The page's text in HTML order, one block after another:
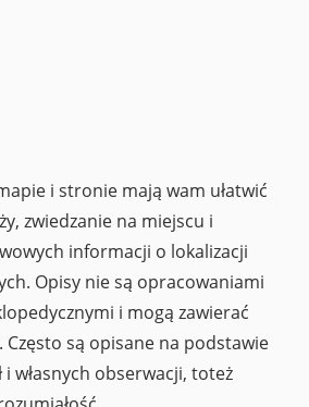
i stronie mają wam ułatwić
zwiedzanie na miejscu i
informacji o lokalizacji
Opisy nie są opracowaniami
i mogą zawierać
Często są opisane na podstawie
i własnych obserwacji, toteż